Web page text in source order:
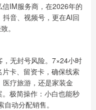
IM服务商，在2026年的
音、视频号，更在AI回
。
无封号风险。7×24小时
卡、留资卡，确保线索
疗旅游，还是家装金
极简操作：小白也能秒
动分配销售。